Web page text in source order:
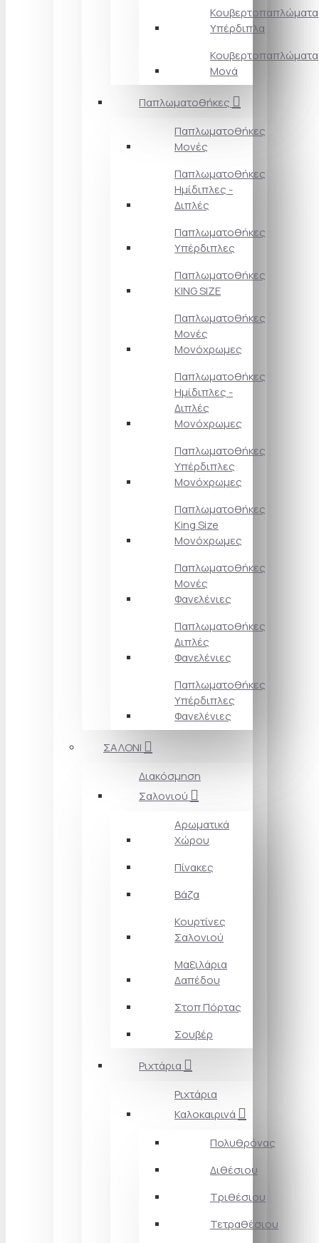
Κουβερτοπαπλώματα
Υπέρδιπλα
Κουβερτοπαπλώματα
Μονά
Παπλωματοθήκες
Παπλωματοθήκες
Μονές
Παπλωματοθήκες
Ημίδιπλες -
Διπλές
Παπλωματοθήκες
Υπέρδιπλες
Παπλωματοθήκες
KING SIZE
Παπλωματοθήκες
Μονές
Μονόχρωμες
Παπλωματοθήκες
Ημίδιπλες -
Διπλές
Μονόχρωμες
Παπλωματοθήκες
Υπέρδιπλες
Μονόχρωμες
Παπλωματοθήκες
King Size
Μονόχρωμες
Παπλωματοθήκες
Μονές
Φανελένιες
Παπλωματοθήκες
Διπλές
Φανελένιες
Παπλωματοθήκες
Υπέρδιπλες
Φανελένιες
ΣΑΛΟΝΙ
Διακόσμηση
Σαλονιού
Αρωματικά
Χώρου
Πίνακες
Βάζα
Κουρτίνες
Σαλονιού
Μαξιλάρια
Δαπέδου
Στοπ Πόρτας
Σουβέρ
Ριχτάρια
Ριχτάρια
Καλοκαιρινά
Πολυθρόνας
Διθέσιου
Τριθέσιου
Τετραθέσιου